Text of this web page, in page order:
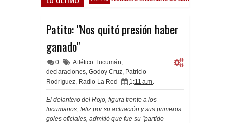
Patito: "Nos quitó presión haber
ganado"
0 Atlético Tucumán,
declaraciones, Godoy Cruz, Patricio
Rodríguez, Radio La Red 1:11 a.m.
El delantero del Rojo, figura frente a los
tucumanos, feliz por su actuación y sus primeros
goles oficiales, admitió que fue su "partido